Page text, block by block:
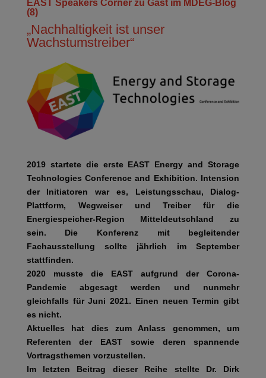
EAST Speakers Corner zu Gast im MDEG-Blog
(8)
„Nachhaltigkeit ist unser
Wachstumstreiber“
2019 startete die erste EAST Energy and Storage
Technologies Conference and Exhibition. Intension
der Initiatoren war es, Leistungsschau, Dialog-
Plattform, Wegweiser und Treiber für die
Energiespeicher-Region Mitteldeutschland zu
sein.
Die Konferenz mit begleitender
Fachausstellung sollte jährlich im September
stattfinden.
2020 musste die EAST aufgrund der Corona-
Pandemie abgesagt werden und nunmehr
gleichfalls für Juni 2021. Einen neuen Termin gibt
es nicht.
Aktuelles hat dies zum Anlass genommen, um
Referenten der EAST sowie deren spannende
Vortragsthemen vorzustellen.
Im letzten Beitrag dieser Reihe stellte Dr. Dirk